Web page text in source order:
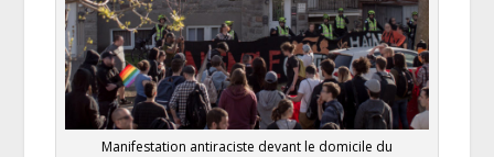
Manifestation antiraciste devant le domicile du